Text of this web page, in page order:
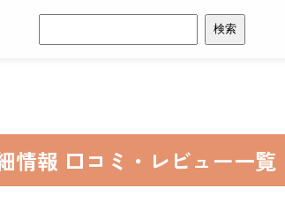
索:
情報 口コミ・レビュー一覧